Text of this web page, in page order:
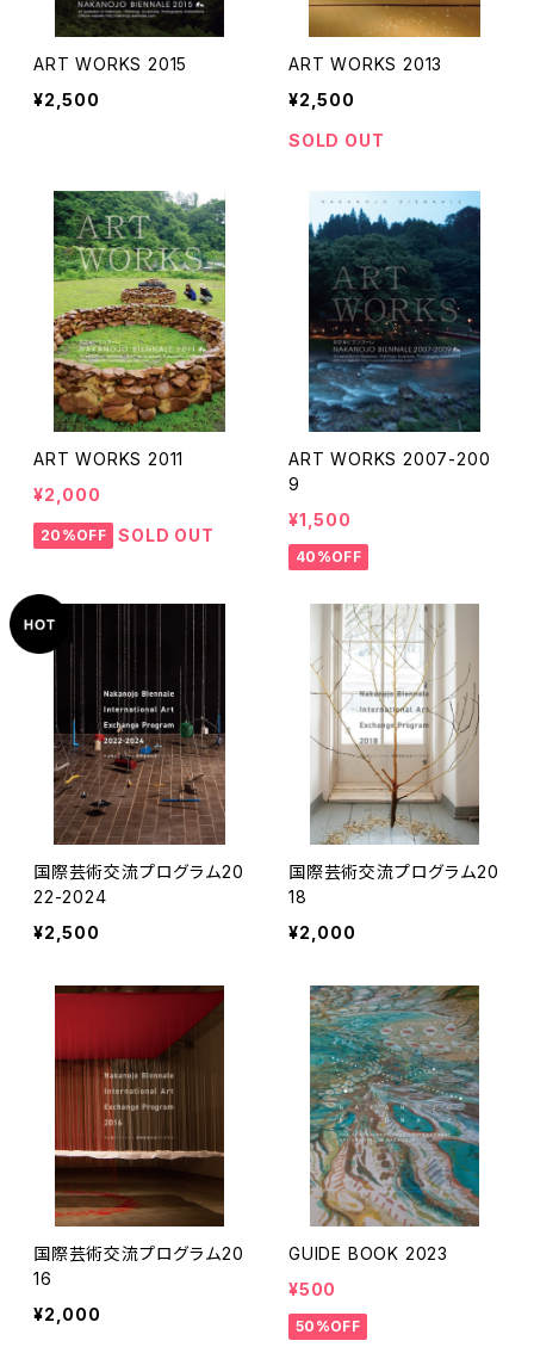
ART WORKS 2015
¥2,500
ART WORKS 2013
¥2,500
SOLD OUT
ART WORKS 2011
¥2,000
20%OFF SOLD OUT
ART WORKS 2007-200
9
¥1,500
40%OFF
国際芸術交流プログラム20
22-2024
¥2,500
国際芸術交流プログラム20
18
¥2,000
国際芸術交流プログラム20
16
¥2,000
GUIDE BOOK 2023
¥500
50%OFF